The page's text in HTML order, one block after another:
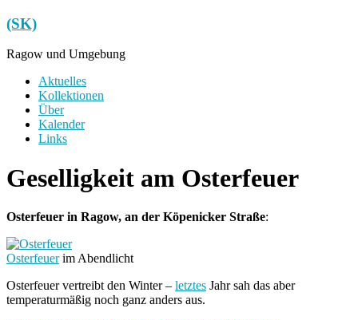
Zum
Inhalt
springen
(SK)
Ragow und Umgebung
Menü
Aktuelles
Kollektionen
Über
Kalender
Links
Geselligkeit am Osterfeuer
Osterfeuer in Ragow, an der Köpenicker Straße:
Osterfeuerim Abendlicht
Osterfeuer vertreibt den Winter – letztes Jahr sah das aber
temperaturmäßig noch ganz anders aus.